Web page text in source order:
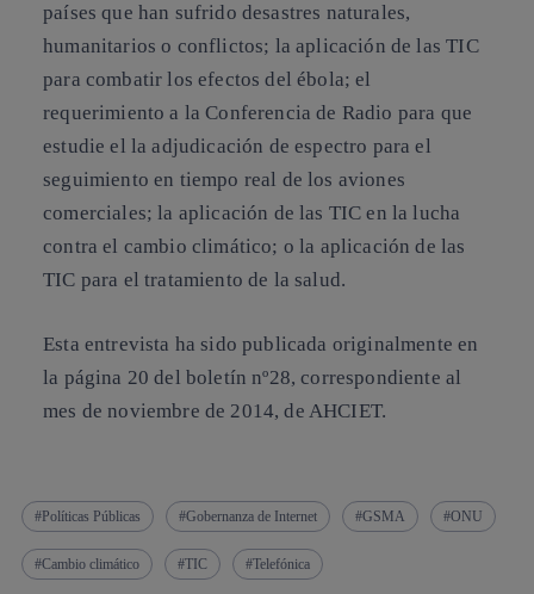
países que han sufrido desastres naturales,
humanitarios o conflictos; la aplicación de las TIC
para combatir los efectos del ébola; el
requerimiento a la Conferencia de Radio para que
estudie el la adjudicación de espectro para el
seguimiento en tiempo real de los aviones
comerciales; la aplicación de las TIC en la lucha
contra el cambio climático; o la aplicación de las
TIC para el tratamiento de la salud.
Esta entrevista ha sido publicada originalmente en
la página 20 del boletín nº28, correspondiente al
mes de noviembre de 2014, de AHCIET.
Políticas Públicas Gobernanza de Internet GSMA ONU
Cambio climático TIC Telefónica